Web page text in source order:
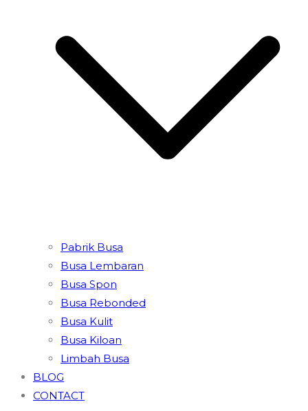
Pabrik Busa
Busa Lembaran
Busa Spon
Busa Rebonded
Busa Kulit
Busa Kiloan
Limbah Busa
BLOG
CONTACT